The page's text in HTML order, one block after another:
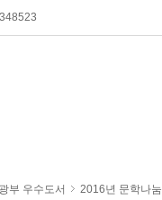
부 우수도서 2016년 문학나눔